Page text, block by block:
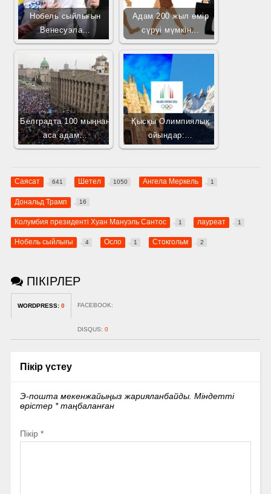
Нобель сыйлығын
Венесуэла…
Адам 200 жыл өмір
сүруі мүмкін…
Белградта 100 мыңнан
аса адам…
Қысқы Олимпиялық
ойындар:…
Саясат 641 Шетел 1050 Ангела Меркель 1
Дональд Трамп 16
Колумбия президенті Хуан Мануэль Сантос 1 лауреат 1
Нобель сыйлығы 4 Осло 1 Стокгольм 2
ПІКІРЛЕР
WORDPRESS: 0 FACEBOOK:
DISQUS: 0
Пікір үстеу
Э-пошта мекенжайыңыз жарияланбайды. Міндетті
өрістер *таңбаланған
Пікір *